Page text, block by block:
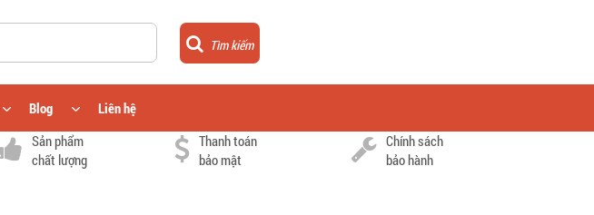
Tìm kiếm
Blog
Liên hệ
Sản phẩm
chất lượng
Thanh toán
bảo mật
Chính sách
bảo hành